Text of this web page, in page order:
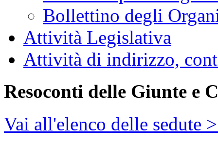
Bollettino degli
Attività Legislativa
Attività di indirizzo,
Resoconti delle Giunte e
Vai all'elenco delle sedute